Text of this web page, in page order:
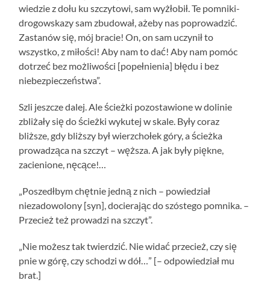
wiedzie z dołu ku szczytowi, sam wyżłobił. Te pomniki-
drogowskazy sam zbudował, ażeby nas poprowadzić.
Zastanów się, mój bracie! On, on sam uczynił to
wszystko, z miłości! Aby nam to dać! Aby nam pomóc
dotrzeć bez możliwości [popełnienia] błędu i bez
niebezpieczeństwa”.
Szli jeszcze dalej. Ale ścieżki pozostawione w dolinie
zbliżały się do ścieżki wykutej w skale. Były coraz
bliższe, gdy bliższy był wierzchołek góry, a ścieżka
prowadząca na szczyt – węższa. A jak były piękne,
zacienione, nęcące!…
„Poszedłbym chętnie jedną z nich – powiedział
niezadowolony [syn], docierając do szóstego pomnika. –
Przecież też prowadzi na szczyt”.
„Nie możesz tak twierdzić. Nie widać przecież, czy się
pnie w górę, czy schodzi w dół…” [– odpowiedział mu
brat.]